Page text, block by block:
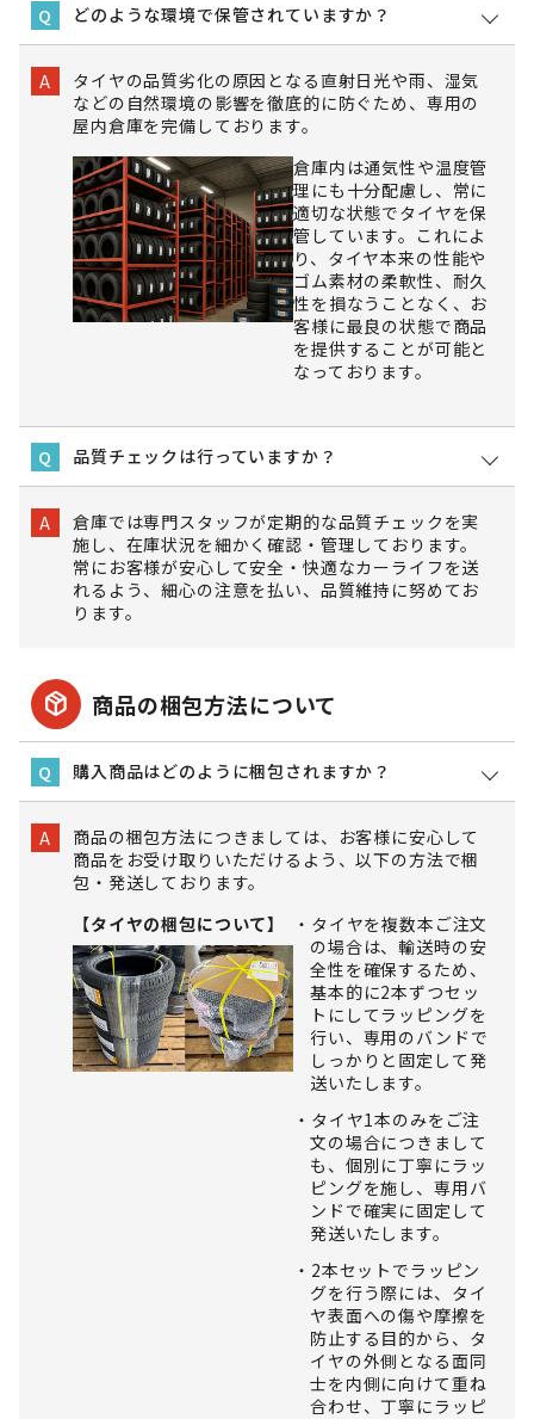
Q どのような環境で保管されていますか？
A
タイヤの品質劣化の原因となる直射日光や雨、湿気
などの自然環境の影響を徹底的に防ぐため、専用の
屋内倉庫を完備しております。
倉庫内は通気性や温度管
理にも十分配慮し、常に
適切な状態でタイヤを保
管しています。これによ
り、タイヤ本来の性能や
ゴム素材の柔軟性、耐久
性を損なうことなく、お
客様に最良の状態で商品
を提供することが可能と
なっております。
Q 品質チェックは行っていますか？
A
倉庫では専門スタッフが定期的な品質チェックを実
施し、在庫状況を細かく確認・管理しております。
常にお客様が安心して安全・快適なカーライフを送
れるよう、細心の注意を払い、品質維持に努めてお
ります。
package_2 商品の梱包方法について
Q 購入商品はどのように梱包されますか？
A
商品の梱包方法につきましては、お客様に安心して
商品をお受け取りいただけるよう、以下の方法で梱
包・発送しております。
【タイヤの梱包について】
タイヤを複数本ご注文
の場合は、輸送時の安
全性を確保するため、
基本的に2本ずつセッ
トにしてラッピングを
行い、専用のバンドで
しっかりと固定して発
送いたします。
タイヤ1本のみをご注
文の場合につきまして
も、個別に丁寧にラッ
ピングを施し、専用バ
ンドで確実に固定して
発送いたします。
2本セットでラッピン
グを行う際には、タイ
ヤ表面への傷や摩擦を
防止する目的から、タ
イヤの外側となる面同
士を内側に向けて重ね
合わせ、丁寧にラッピ